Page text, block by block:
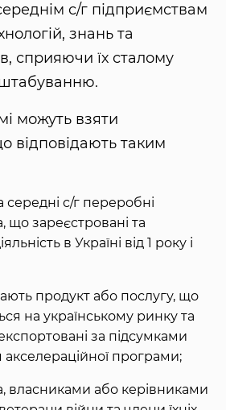
с/г підприємствам
знань та
сприяючи їх сталому
можуть взяти
відповідають таким
середні с/г переробні
що зареєстровані та
в Україні від 1 року і
продукт або послугу, що
на українському ринку та
за підсумками
програми;
власниками або керівниками